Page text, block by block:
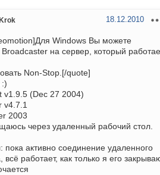
18.12.2010
Windows Вы можете
Broadcaster на сервер, который
Non-Stop.[/quote]
v1.9.5 (Dec 27 2004)
v4.7.1
2003
через удаленный рабочий стол.
активно соединение удаленного
всё работает, как только я его